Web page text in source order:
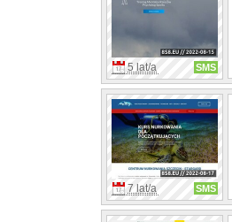
5 lat/a SMS
7 lat/a SMS